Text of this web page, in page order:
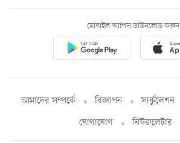
মোবাইল অ্যাপস ডাউনলোড করুন
আমাদের সম্পর্কে বিজ্ঞাপন সার্কুলেশন
যোগাযোগ
নিউজলেটার